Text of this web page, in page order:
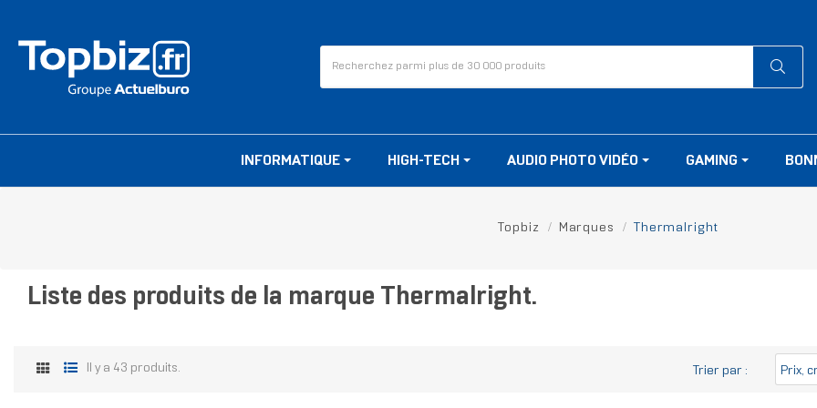
INFORMATIQUE HIGH-TECH AUDIO PHOTO VIDÉO GAMING
Topbiz Marques Thermalright
Liste des produits de la marque Thermalright.
Il y a 43 produits. Trier par : Prix,